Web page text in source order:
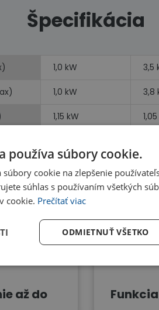
Špecifikácia
1,0 kW 3,5
1,0 kW 3,8
1,15 kW
Benefity
až do
Funkcia
používa súbory cookie.
cookie na zlepšenie
súhlas s používaním všetkých
cookie. Prečítať viac
ODMIETNUŤ VŠETKO